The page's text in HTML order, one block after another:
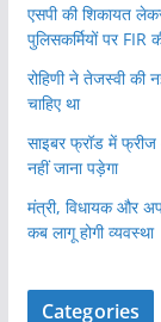
एसपी की शिकायत
पुलिसकर्मियों पर FIR
रोहिणी ने तेजस्वी की
चाहिए था
साइबर फ्रॉड में
नहीं जाना पड़ेगा
मंत्री, विधायक और
कब लागू होगी व्यवस्था
Categories